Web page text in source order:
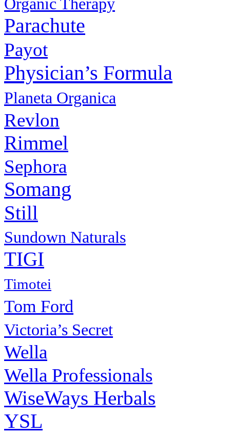
Organic Therapy
Parachute
Payot
Physiсian’s Formula
Planeta Organica
Revlon
Rimmel
Sephora
Somang
Still
Sundown Naturals
TIGI
Timotei
Tom Ford
Victoria’s Secret
Wella
Wella Professionals
WiseWays Herbals
YSL